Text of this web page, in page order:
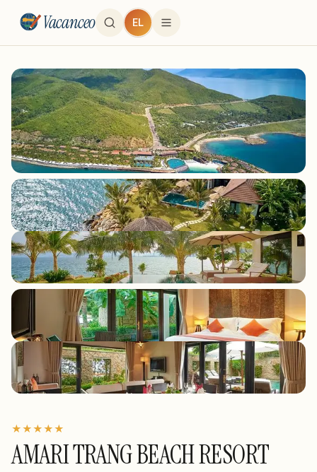
Vacanceo EL
★★★★★
AMARI TRANG BEACH RESORT